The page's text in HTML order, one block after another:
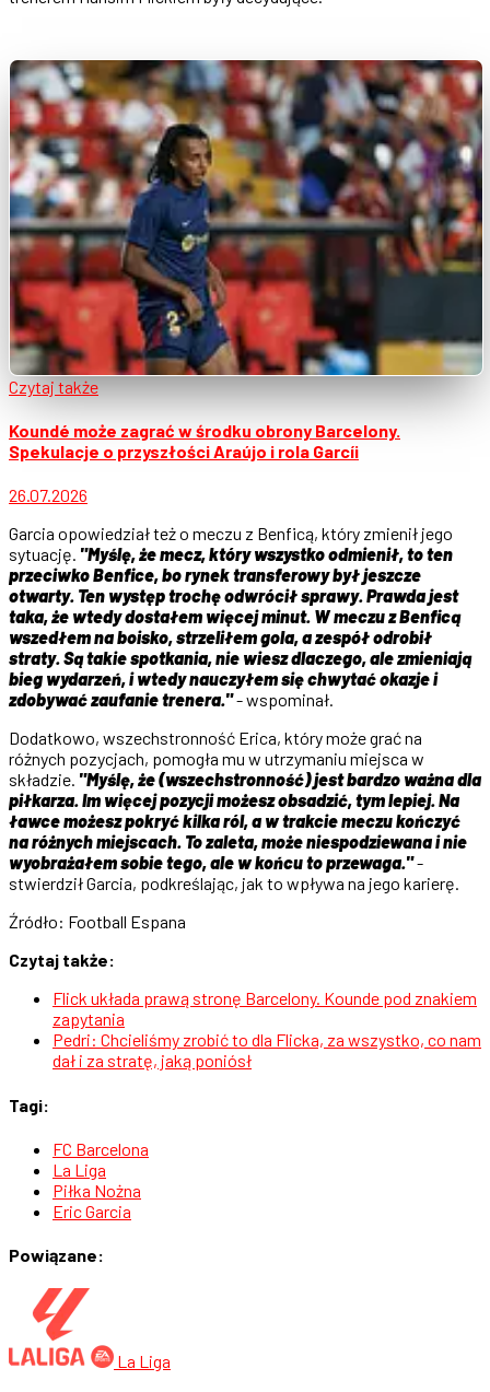
Czytaj także
Koundé może zagrać w środku obrony Barcelony.
Spekulacje o przyszłości Araújo i rola Garcíi
26.07.2026
Garcia opowiedział też o meczu z Benficą, który zmienił jego
sytuację. "Myślę, że mecz, który wszystko odmienił, to ten
przeciwko Benfice, bo rynek transferowy był jeszcze
otwarty. Ten występ trochę odwrócił sprawy. Prawda jest
taka, że wtedy dostałem więcej minut. W meczu z Benficą
wszedłem na boisko, strzeliłem gola, a zespół odrobił
straty. Są takie spotkania, nie wiesz dlaczego, ale zmieniają
bieg wydarzeń, i wtedy nauczyłem się chwytać okazje i
zdobywać zaufanie trenera."- wspominał.
Dodatkowo, wszechstronność Erica, który może grać na
różnych pozycjach, pomogła mu w utrzymaniu miejsca w
składzie. "Myślę, że (wszechstronność) jest bardzo ważna dla
piłkarza. Im więcej pozycji możesz obsadzić, tym lepiej. Na
ławce możesz pokryć kilka ról, a w trakcie meczu kończyć
na różnych miejscach. To zaleta, może niespodziewana i nie
wyobrażałem sobie tego, ale w końcu to przewaga."-
stwierdził Garcia, podkreślając, jak to wpływa na jego karierę.
Źródło: Football Espana
Czytaj także:
Flick układa prawą stronę Barcelony. Kounde pod znakiem
zapytania
Pedri: Chcieliśmy zrobić to dla Flicka, za wszystko, co nam
dał i za stratę, jaką poniósł
Tagi:
FC Barcelona
La Liga
Piłka Nożna
Eric Garcia
Powiązane:
La Liga